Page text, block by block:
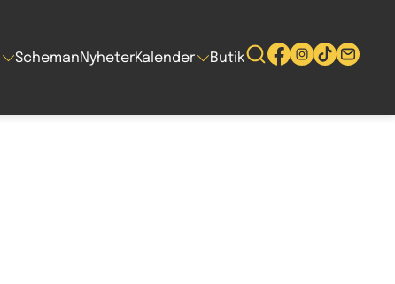
SchemanNyheterKalender Butik